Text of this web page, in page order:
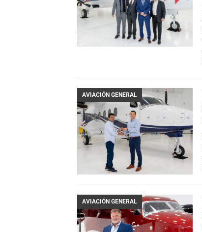
AVIACIÓN GENERAL
AVIACIÓN GENERAL